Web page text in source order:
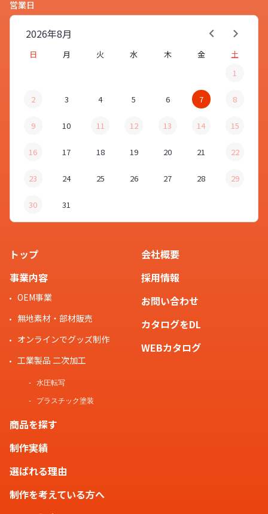
お客様
オリジナル スマホ雑貨「
す。
スタッフ
はい。オリジナル スマホ雑貨
ぞれにしっかりとフィットしてホコ
く、充電用の穴やストラップホール
せん。素材は、手に馴染み柔らかく
衝撃に強いポリカーボネート
デザインの幅がさらに広がるオリジ
ナル スマホ雑貨です。
での注文は可能ですか？
スタッフ
とも可能ですので、お気軽に
営業日
8月
2026年
日 月 火 水 木 金
土
1
2 3 4 5 6 7 8
9 10 11 12 13 14 15
16 17 18 19 20 21 22
23 24 25 26 27 28 29
30 31
トップ
事業内容
OEM事業
無地素材・部材販売
オンラインでグッズ制作
工業製品 二次加工
水圧転写
プラスチック塗装
商品を探す
制作実績
選ばれる理由
制作を考えている方へ
会社概要
採用情報
お問い合わせ
カタログをDL
WEBカタログ